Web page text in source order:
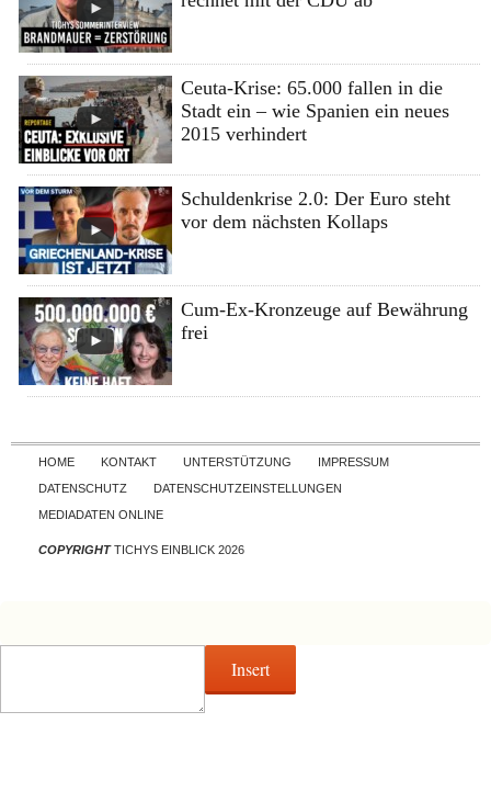
Ceuta-Krise: 65.000 fallen in die
Stadt ein – wie Spanien ein neues
2015 verhindert
Schuldenkrise 2.0: Der Euro steht
vor dem nächsten Kollaps
Cum-Ex-Kronzeuge auf Bewährung
frei
Skip to content
HOME KONTAKT UNTERSTÜTZUNG
IMPRESSUM
DATENSCHUTZ
DATENSCHUTZEINSTELLUNGEN
MEDIADATEN ONLINE
COPYRIGHTTICHYS EINBLICK 2026
Insert